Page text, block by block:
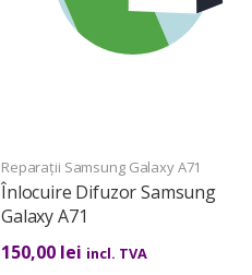
Reparații Samsung Galaxy A71
Înlocuire Difuzor Samsung
Galaxy A71
150,00 lei incl. TVA